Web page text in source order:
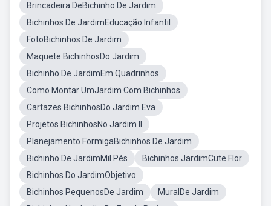
Brincadeira DeBichinho De Jardim
Bichinhos De JardimEducação Infantil
FotoBichinhos De Jardim
Maquete BichinhosDo Jardim
Bichinho De JardimEm Quadrinhos
Como Montar UmJardim Com Bichinhos
Cartazes BichinhosDo Jardim Eva
Projetos BichinhosNo Jardim II
Planejamento FormigaBichinhos De Jardim
Bichinho De JardimMil Pés
Bichinhos JardimCute Flor
Bichinhos Do JardimObjetivo
Bichinhos PequenosDe Jardim
MuralDe Jardim